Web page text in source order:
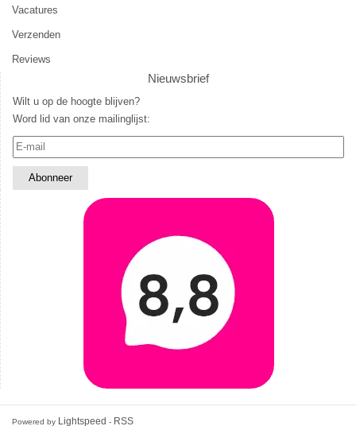
Vacatures
Verzenden
Reviews
Nieuwsbrief
Wilt u op de hoogte blijven?
Word lid van onze mailinglijst:
Powered by Lightspeed - RSS